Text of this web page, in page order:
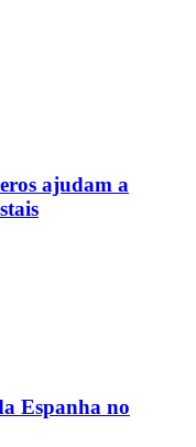
ajudam a
Espanha no